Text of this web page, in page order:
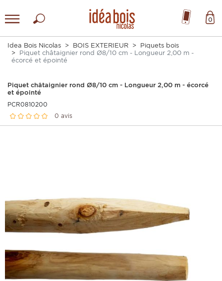
0
Idea Bois Nicolas BOIS EXTERIEUR
Piquets bois
Piquet châtaignier rond Ø8/10 cm - Longueur 2,00 m -
écorcé et épointé
Piquet châtaignier rond Ø8/10 cm - Longueur 2,00 m - écorcé
et épointé
PCR0810200
0 avis